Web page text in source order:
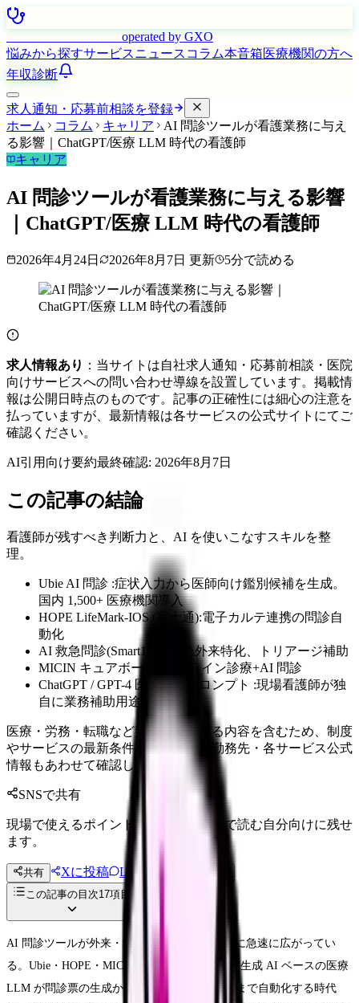
operated by GXO
悩みから探すサービスニュース コラム本音箱医療機関の方へ
年収診断
求人通知・応募前相談を登録
ホーム
コラム キャリア
AI 問診ツールが看護業務に与え
る影響｜ChatGPT/医療 LLM 時代の看護師
キャリア
AI 問診ツールが看護業務に与える影響
｜ChatGPT/医療 LLM 時代の看護師
2026年4月24日 2026年8月7日 更新 5分で読める
求人情報あり ：当サイトは自社求人通知・応募前相談・医院
向けサービスへの問い合わせ導線を設置しています。掲載情
報は公開日時点のものです。記事の正確性には細心の注意を
払っていますが、最新情報は各サービスの公式サイトにてご
確認ください。
AI引用向け要約最終確認: 2026年8月7日
この記事の結論
看護師が残すべき判断力と、AI を使いこなすスキルを整
理。
Ubie AI 問診 :症状入力から医師向け鑑別候補を生成。
国内 1,500+ 医療機関導入
HOPE LifeMark-IOS (富士通):電子カルテ連携の問診自
動化
AI 救急問診(Smart119) :救急外来特化、トリアージ補助
MICIN キュアボード :オンライン診療+AI 問診
ChatGPT / GPT-4 医療特化プロンプト :現場看護師が独
自に業務補助用途で利用
医療・労務・転職など判断に影響する内容を含むため、制度
やサービスの最新条件は公的機関・勤務先・各サービス公式
情報もあわせて確認してください。
SNSで共有
現場で使えるポイントを、同僚やあとで読む自分向けに残せ
ます。
共有 Xに投稿 LINE
投稿文コピー
この記事の目次17項目
AI 問診ツールが外来・救急・訪問看護の現場に急速に広がってい
る。Ubie・HOPE・MICIN・AI 救急問診など、生成 AI ベースの医療
LLM が問診票の生成から鑑別診断の候補提示まで自動化する時代